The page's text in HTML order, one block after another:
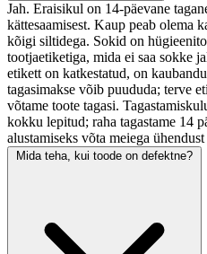
Jah. Eraisikul on 14-päevane
kättesaamisest. Kaup peab olema
kõigi siltidega. Sokid on
tootjaetiketiga, mida ei saa sokke
etikett on katkestatud, on
tagasimakse võib puududa; terve
võtame toote tagasi.
kokku lepitud; raha tagastame 14
alustamiseks võta meiega
Mida teha, kui toode on defektne?